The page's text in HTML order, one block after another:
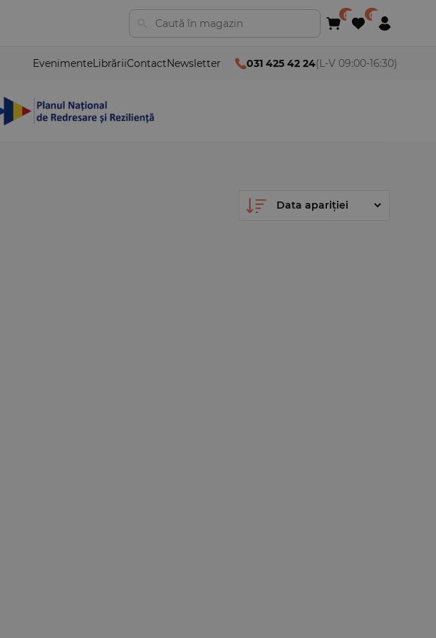
EvenimenteLibrăriiContactNewsletter 031 425 42 24(L-V 09:00-16:30)